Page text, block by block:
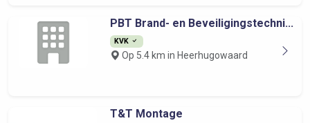
PBT Brand- en Beveiligingstechni...
KVK
Op 5.4 km in Heerhugowaard
T&T Montage